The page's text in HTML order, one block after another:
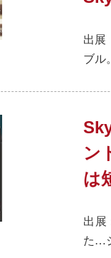
出展
ブル
ン
は
出展
た…